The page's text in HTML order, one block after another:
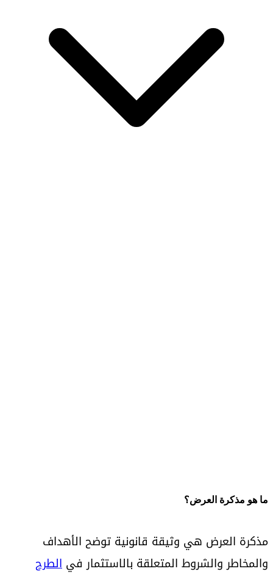
ما هو مذكرة العرض؟
مذكرة العرض هي وثيقة قانونية توضح الأهداف
والمخاطر والشروط المتعلقة بالاستثمار في الطرح